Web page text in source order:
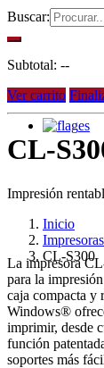
Buscar:
Subtotal: --
Ver carrito
es
CL-
Impresión
Inicio
CL-S300
La impresora
para la
caja compacta y
Windows®
imprimir, desde
función
soportes más